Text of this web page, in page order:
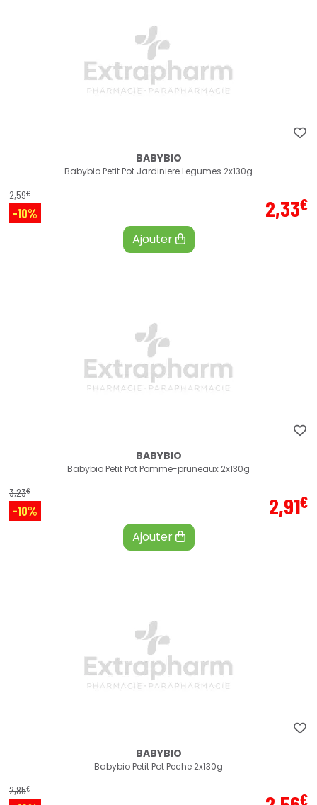
BABYBIO
Babybio Petit Pot Jardiniere Legumes 2x130g
2,59€
-10% 2,33€
Ajouter
BABYBIO
Babybio Petit Pot Pomme-pruneaux 2x130g
3,23€
-10% 2,91€
Ajouter
BABYBIO
Babybio Petit Pot Peche 2x130g
2,85€
€